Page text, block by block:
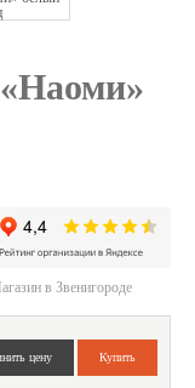
в Звенигороде